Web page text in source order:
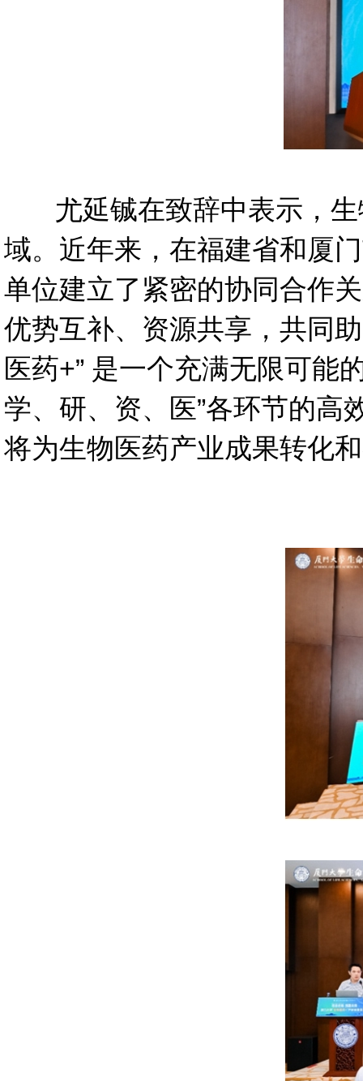
尤延铖在致辞中表示，生
域。近年来，在福建省和厦
单位建立了紧密的协同合作
优势互补、资源共享，共同
医药+” 是一个充满无限可能
学、研、资、医”各环节的高
将为生物医药产业成果转化